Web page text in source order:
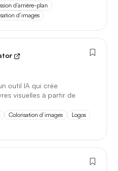
d’arrière-plan
d’images
outil IA qui crée
visuelles à partir de
Colorisation d’images Logos